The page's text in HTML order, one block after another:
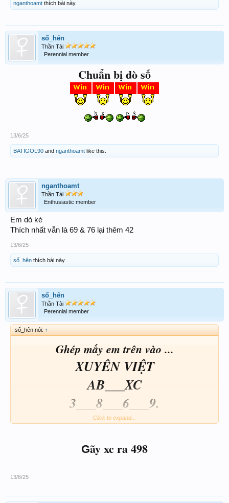
nganthoamt thích bài này.
số_hên
Thần Tài
Perennial member
Chuẩn bị dò số
13/6/25
BATIGOL90 and nganthoamt like this.
nganthoamt
Thần Tài
Enthusiastic member
Em dò ké
Thích nhất vẫn là 69 & 76 lại thêm 42
13/6/25
số_hên thích bài này.
số_hên
Thần Tài
Perennial member
số_hên nói: ↑
Ghép mấy em trên vào ...
XUYÊN VIỆT
AB___XC
3___8___6___9.
Click to expand...
Gãy xc ra 498
13/6/25